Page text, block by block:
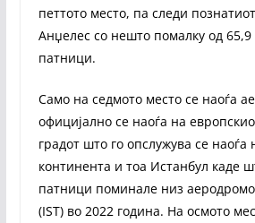
петтото место, па следи
Анџелес со нешто помалку од
патници.
Само на седмото место се наоѓа
официјално се наоѓа на
градот што го опслужува се наоѓа
континента и тоа Истанбул каде
патници поминале низ
(IST) во 2022 година. На осмото